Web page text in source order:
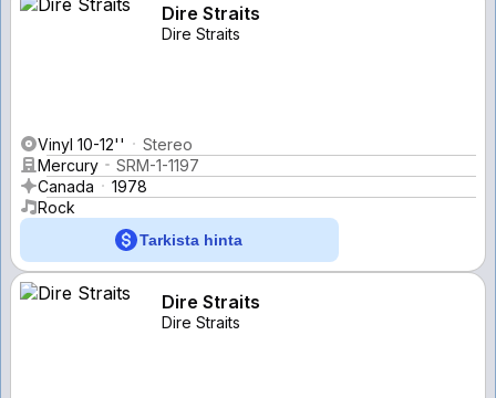
Dire Straits
Dire Straits
Vinyl 10-12''
Stereo
Mercury
SRM-1-1197
Canada
1978
Rock
Tarkista hinta
Dire Straits
Dire Straits